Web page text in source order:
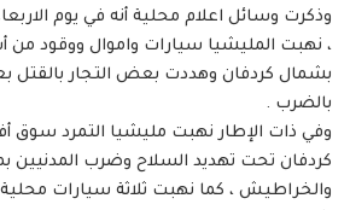
، نهبت المليشيا سيارات واموال ووقود من
بشمال كردفان وهددت بعض التجار بالقتل
بالضرب .
وفي ذات الإطار نهبت مليشيا التمرد سوق
كردفان تحت تهديد السلاح وضرب المدنيين
والخراطيش ، كما نهبت ثلاثة سيارات